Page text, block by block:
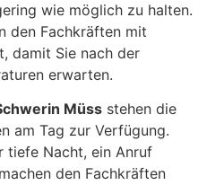
wie möglich zu halten.
den Fachkräften mit
damit Sie nach der
erwarten.
Müss stehen die
am Tag zur Verfügung.
tiefe Nacht, ein Anruf
den Fachkräften